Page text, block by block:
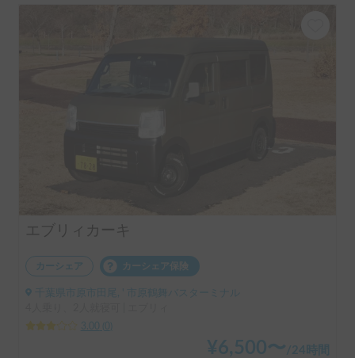
エブリィカーキ
カーシェア カーシェア保険
千葉県市原市田尾, ' 市原鶴舞バスターミナル
3.00
¥6,500〜/24時間